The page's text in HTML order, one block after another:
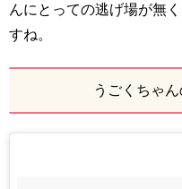
んにとっての逃げ場が無
すね。
うごくちゃ